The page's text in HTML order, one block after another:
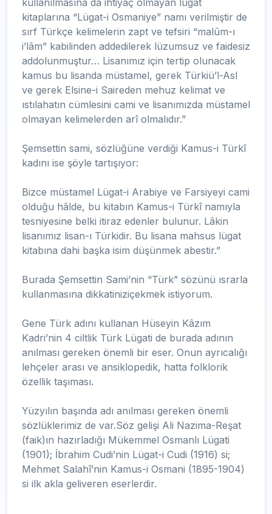
kullanılmasına da ihtiyaç olmayan lügat
kitaplarına “Lügat-i Osmaniye” namı verilmiştir de
sırf Türkçe kelimelerin zapt ve tefsiri “malûm-ı
i’lâm” kabilinden addedilerek lüzumsuz ve faidesiz
addolunmuştur… Lisanımız için tertip olunacak
kamus bu lisanda müstamel, gerek Türkiü’l-Asl
ve gerek Elsine-i Saireden mehuz kelimat ve
ıstılahatın cümlesini cami ve lisanımızda müstamel
olmayan kelimelerden arî olmalıdır.”
Şemsettin sami, sözlüğüne verdiği Kamus-i Türkî
kadını ise şöyle tartışıyor:
Bizce müstamel Lügat-i Arabiye ve Farsiyeyi cami
olduğu hâlde, bu kitabın Kamus-i Türkî namıyla
tesniyesine belki itiraz edenler bulunur. Lâkin
lisanımız lisan-ı Türkidir. Bu lisana mahsus lügat
kitabına dahi başka isim düşünmek abestir.”
Burada Şemsettin Sami’nin “Türk” sözünü ısrarla
kullanmasına dikkatiniziçekmek istiyorum.
Gene Türk adını kullanan Hüseyin Kâzım
Kadri’nin 4 ciltlik Türk Lügati de burada adının
anılması gereken önemli bir eser. Onun ayrıcalığı
lehçeler arası ve ansiklopedik, hatta folklorik
özellik taşıması.
Yüzyılın başında adı anılması gereken önemli
sözlüklerimiz de var.Söz gelişi Ali Nazima-Reşat
(faik)ın hazırladığı Mükemmel Osmanlı Lügati
(1901); İbrahim Cudi’nin Lügat-i Cudi (1916) si;
Mehmet Salahî’nin Kamus-i Osmani (1895-1904)
si ilk akla geliveren eserlerdir.